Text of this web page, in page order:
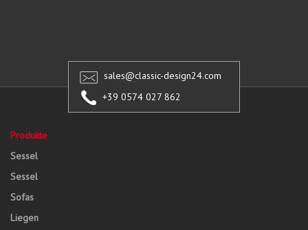
sales@classic-design24.com
+39 0574 027 862
Produkte
Sessel
Sessel
Sofas
Liegen